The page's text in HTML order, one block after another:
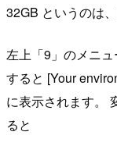
32GB というのは
左上「9」のメニ
すると [Your
に表示されます。
ると